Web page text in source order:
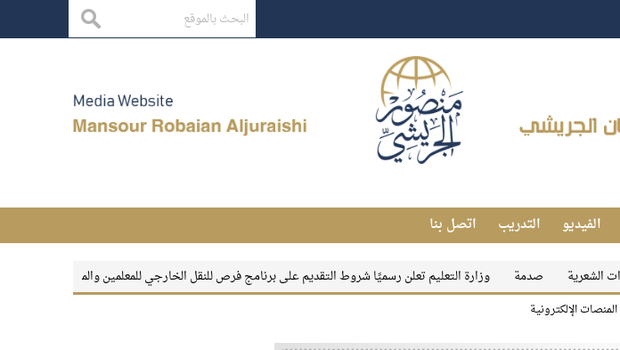
الفيديو التدريب اتصل بنا
بقاء الأثر وزارة التعليم تعلن رسميًا شروط التقديم على برنامج فرص للنقل الخارجي للمعلمين والمعلمات
الإلكترونية